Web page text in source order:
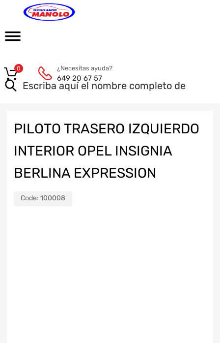
¿Necesitas ayuda?
649 20 67 57
0
PILOTO TRASERO IZQUIERDO
INTERIOR OPEL INSIGNIA
BERLINA EXPRESSION
Code: 100008